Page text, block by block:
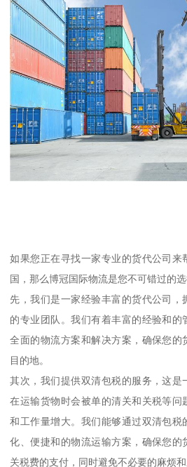
如果您正在寻找一家专业的货代公司来
国，那么博冠国际物流是您不可错过的选
先，我们是一家经验丰富的货代公司，
的专业团队。我们有着丰富的经验和的
全面的物流方案和解决方案，确保您的
目的地。
其次，我们提供双清包税的服务，这是
在运输货物时会被单的清关和关税等问
和工作量增大。我们能够通过双清包税
化、便捷和的物流运输方案，确保您的
关税费的支付，同时避免不必要的麻烦和